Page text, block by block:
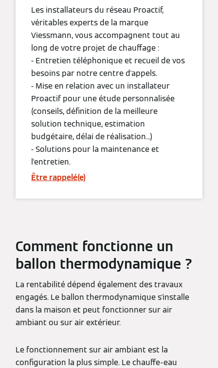
Les installateurs du réseau Proactif,
véritables experts de la marque
Viessmann, vous accompagnent tout au
long de votre projet de chauffage :
- Entretien téléphonique et recueil de vos
besoins par notre centre d'appels.
- Mise en relation avec un installateur
Proactif pour une étude personnalisée
(conseils, définition de la meilleure
solution technique, estimation
budgétaire, délai de réalisation...)
- Solutions pour la maintenance et
l'entretien.
Être rappelé(e)
Comment fonctionne un
ballon thermodynamique ?
La rentabilité dépend également des travaux
engagés. Le ballon thermodynamique s'installe
dans la maison et peut fonctionner sur air
ambiant ou sur air extérieur.
Le fonctionnement sur air ambiant est la
configuration la plus simple. Le chauffe-eau